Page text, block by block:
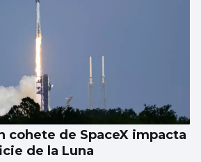
cohete de SpaceX impacta
de la Luna